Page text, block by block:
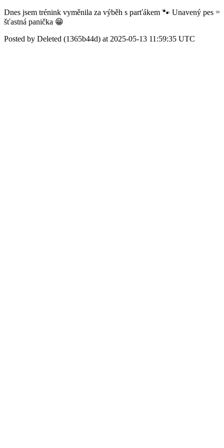
Dnes jsem trénink vyměnila za výběh s parťákem 🐾 Unavený pes =
šťastná panička 😁
Posted by Deleted (1365b44d) at 2025-05-13 11:59:35 UTC